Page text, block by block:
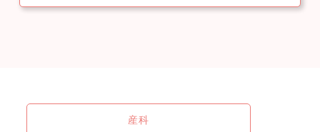
産科